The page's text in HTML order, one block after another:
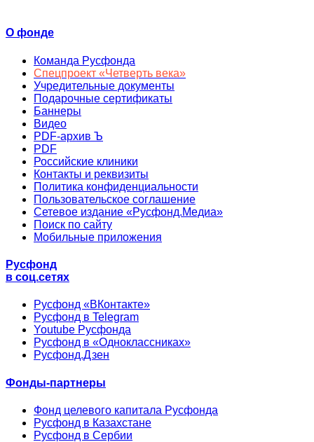
О фонде
Команда Русфонда
Спецпроект «Четверть века»
Учредительные документы
Подарочные сертификаты
Баннеры
Видео
PDF-архив Ъ
PDF
Российские клиники
Контакты и реквизиты
Политика конфиденциальности
Пользовательское соглашение
Сетевое издание «Русфонд.Медиа»
Поиск по сайту
Мобильные приложения
Русфонд
в соц.сетях
Русфонд «ВКонтакте»
Русфонд в Telegram
Youtube Русфонда
Русфонд в «Одноклассниках»
Русфонд.Дзен
Фонды-партнеры
Фонд целевого капитала Русфонда
Русфонд в Казахстане
Русфонд в Сербии